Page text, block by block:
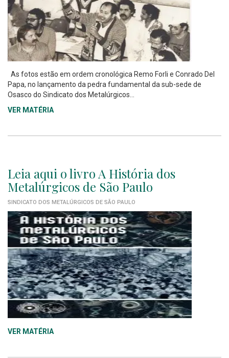
As fotos estão em ordem cronológica Remo Forli e Conrado Del
Papa, no lançamento da pedra fundamental da sub-sede de
Osasco do Sindicato dos Metalúrgicos...
VER MATÉRIA
Leia aqui o livro A História dos
Metalúrgicos de São Paulo
SINDICATO DOS METALÚRGICOS DE SÃO PAULO
VER MATÉRIA